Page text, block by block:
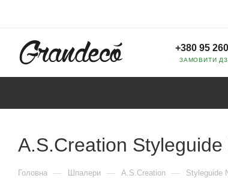
+380 95
ЗАМОВИТИ
A.S.Creation
Головна — Шпалери — A.S.Creation — Styleguide